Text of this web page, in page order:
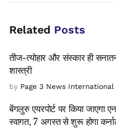
Related Posts
तीज-त्योहार और संस्कार ही
शास्त्री
by Page 3 News International
बेंगलुरु एयरपोर्ट पर किया जाएगा
स्वागत, 7 अगस्त से शुरू होगा